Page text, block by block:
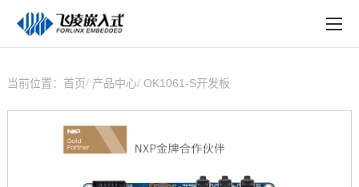
技术与支持
在线购买
当前位置： 首页 产品中心 OK1061-S开发板